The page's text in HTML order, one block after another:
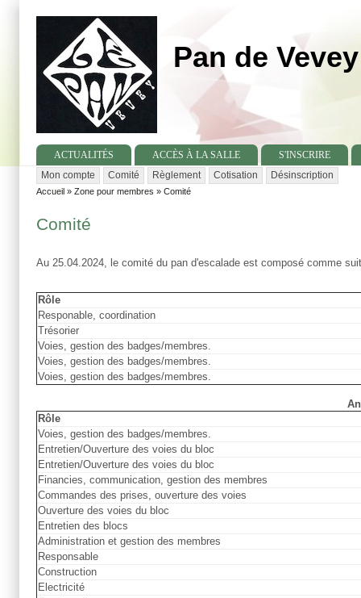
Pan de Vevey
ACTUALITÉS ACCÈS À LA SALLE S'INSCRIRE
Secondary menu
Mon compte Comité Règlement Cotisation Désinscription
You are here
Accueil » Zone pour membres » Comité
Comité
Au 25.04.2024, le comité du pan d'escalade est composé comme
Rôle
Responable, coordination
Trésorier
Voies, gestion des badges/membres.
Voies, gestion des badges/membres.
Voies, gestion des badges/membres.
Rôle
Voies, gestion des badges/membres.
Entretien/Ouverture des voies du bloc
Entretien/Ouverture des voies du bloc
Financies, communication, gestion des membres
Commandes des prises, ouverture des voies
Ouverture des voies du bloc
Entretien des blocs
Administration et gestion des membres
Responsable
Construction
Electricité